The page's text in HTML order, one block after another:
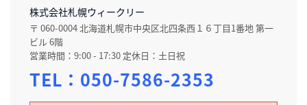
株式会社札幌ウィークリー
〒 060-0004 北海道札幌市中央区北四条西１６丁目1番地 第一
ビル 6階
営業時間：9:00 - 17:30 定休日：土日祝
TEL： 050-7586-2353